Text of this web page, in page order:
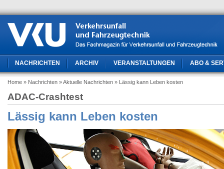
NACHRICHTEN ARCHIV VERANSTALTUNGEN ABO &
Home » Nachrichten » Aktuelle Nachrichten » Lässig kann Leben kosten
ADAC-Crashtest
Lässig kann Leben kosten